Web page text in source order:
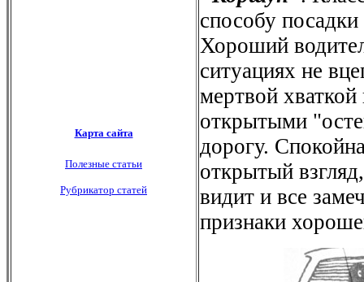
способу
Хороший
ситуациях не
мертвой
открытыми
дорогу.
открытый
видит и все
признаки